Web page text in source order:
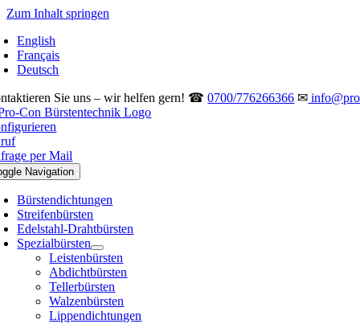
Zum Inhalt springen
English
Français
Deutsch
Sie uns – wir helfen gern! ☎0700/776266366 ✉
per Mail
Navigation
Bürstendichtungen
Streifenbürsten
Edelstahl-Drahtbürsten
Spezialbürsten
Leistenbürsten
Abdichtbürsten
Tellerbürsten
Walzenbürsten
Lippendichtungen